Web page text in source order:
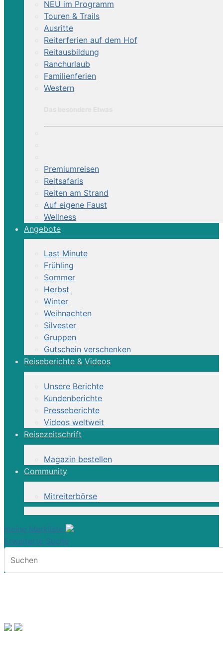
NEU im Programm
Touren & Trails
Ausritte
Reiterferien auf dem Hof
Reitausbildung
Ranchurlaub
Familienferien
Western
Premiumreisen
Reitsafaris
Reiten am Strand
Auf eigene Faust
Wellness
Angebote
Last Minute
Frühling
Sommer
Herbst
Winter
Weihnachten
Silvester
Gruppen
Gutschein verschenken
Reiseberichte & Videos
Unsere Berichte
Kundenberichte
Presseberichte
Videos weltweit
Reisezeitschrift
Magazin bestellen
Community
Mitreiterbörse
meine Merkliste
Erweiterte Suche